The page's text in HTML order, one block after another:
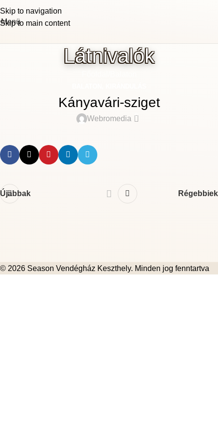
Skip to navigation
Skip to main content
Menü
Látnivalók
Kányavári-sziget
Webromedia 0
Újabbak Régebbiek
© 2026 Season Vendégház Keszthely. Minden jog fenntartva